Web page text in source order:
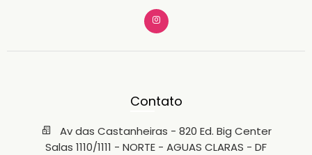
Contato
Av das Castanheiras - 820 Ed. Big Center
Salas 1110/1111 - NORTE - AGUAS CLARAS - DF